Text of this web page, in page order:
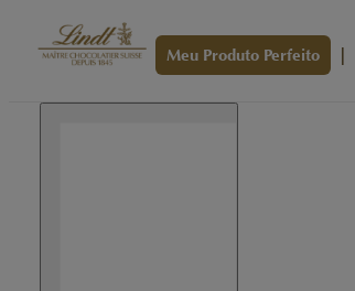
Meu Produto Perfeito |